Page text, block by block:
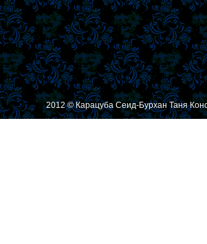
2012 © Карацуба Сеид-Бурхан Таня